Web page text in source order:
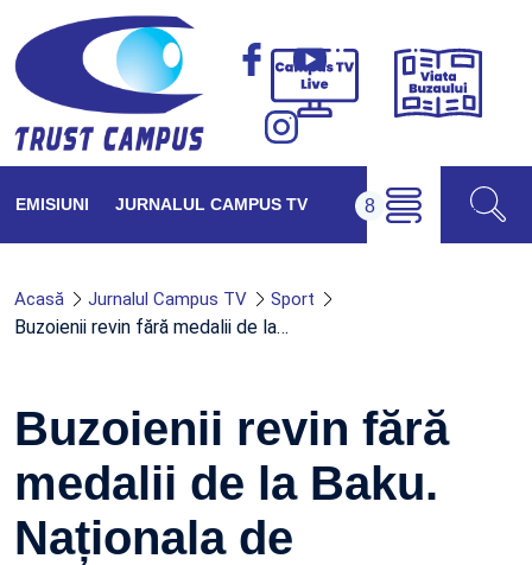
Campus
Viața
EMISIUNI JURNALUL CAMPUS TV
Acasă Jurnalul Campus TV Sport
Buzoienii revin fără medalii de la…
Buzoienii revin fără
medalii de la Baku.
Naționala de